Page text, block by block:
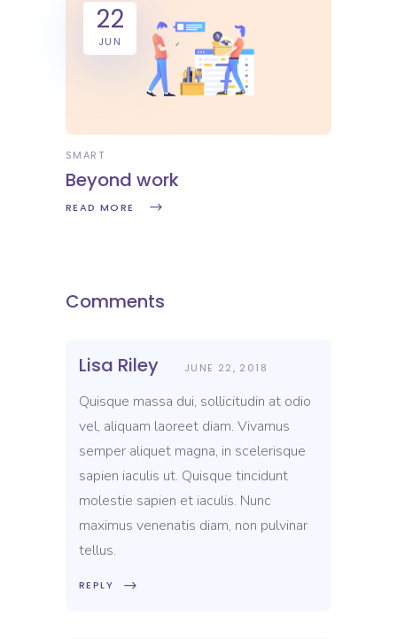
22
JUN
SMART
Beyond work
READ MORE
Comments
Lisa Riley JUNE 22, 2018
Quisque massa dui, sollicitudin at odio
vel, aliquam laoreet diam. Vivamus
semper aliquet magna, in scelerisque
sapien iaculis ut. Quisque tincidunt
molestie sapien et iaculis. Nunc
maximus venenatis diam, non pulvinar
tellus.
REPLY